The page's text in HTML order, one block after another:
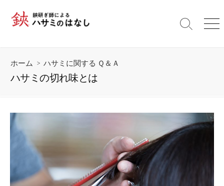
検
メ
ホーム > ハサミに関する Ｑ＆Ａ
ハサミの切れ味とは